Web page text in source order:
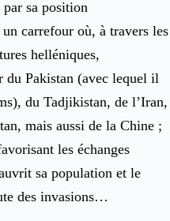
par sa position
carrefour où, à travers les
helléniques,
du Pakistan (avec lequel il
du Tadjikistan, de l’Iran,
mais aussi de la Chine ;
les échanges
sa population et le
des invasions…